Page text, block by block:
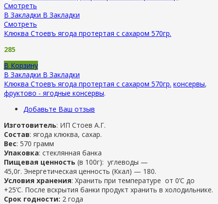
Смотреть
В Закладки В Закладки
Смотреть
Клюква Стоевъ ягода протертая с сахаром 570гр.
285
В Корзину
В Закладки В Закладки
Клюква Стоевъ ягода протертая с сахаром 570гр. консервы,
фруктово - ягодные консервы.
Добавьте Ваш отзыв
Изготовитель: ИП Стоев А.Г.
Состав: ягода клюква, сахар.
Вес: 570 грамм
Упаковка: стеклянная банка
Пищевая ценность (в 100г): углеводы —
45,0г. Энергетическая ценность (Ккал) — 180.
Условия хранения: Хранить при температуре от 0’C до
+25’C. После вскрытия банки продукт хранить в холодильнике.
Срок годности: 2 года